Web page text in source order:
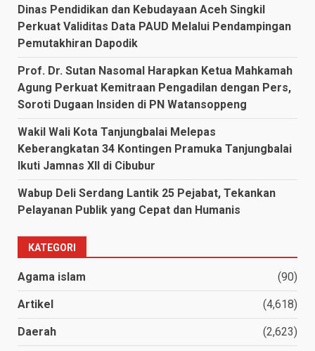
Dinas Pendidikan dan Kebudayaan Aceh Singkil
Perkuat Validitas Data PAUD Melalui Pendampingan
Pemutakhiran Dapodik
Prof. Dr. Sutan Nasomal Harapkan Ketua Mahkamah
Agung Perkuat Kemitraan Pengadilan dengan Pers,
Soroti Dugaan Insiden di PN Watansoppeng
Wakil Wali Kota Tanjungbalai Melepas
Keberangkatan 34 Kontingen Pramuka Tanjungbalai
Ikuti Jamnas XII di Cibubur
Wabup Deli Serdang Lantik 25 Pejabat, Tekankan
Pelayanan Publik yang Cepat dan Humanis
KATEGORI
Agama islam (90)
Artikel (4,618)
Daerah (2,623)